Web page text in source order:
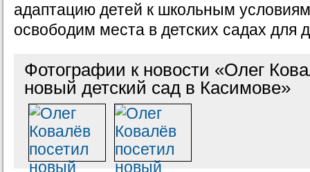
адаптацию детей к школьным
освободим места в детских садах для
Фотографии к новости «Олег
новый детский сад в Касимове»